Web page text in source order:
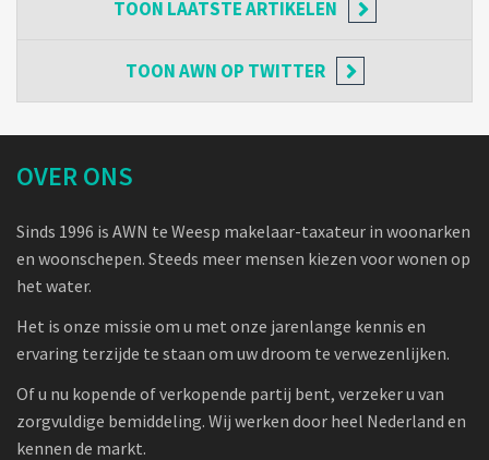
TOON LAATSTE ARTIKELEN
TOONAWN OP TWITTER
OVER ONS
Sinds 1996 is AWN te Weesp makelaar-taxateur in woonarken
en woonschepen. Steeds meer mensen kiezen voor wonen op
het water.
Het is onze missie om u met onze jarenlange kennis en
ervaring terzijde te staan om uw droom te verwezenlijken.
Of u nu kopende of verkopende partij bent, verzeker u van
zorgvuldige bemiddeling. Wij werken door heel Nederland en
kennen de markt.